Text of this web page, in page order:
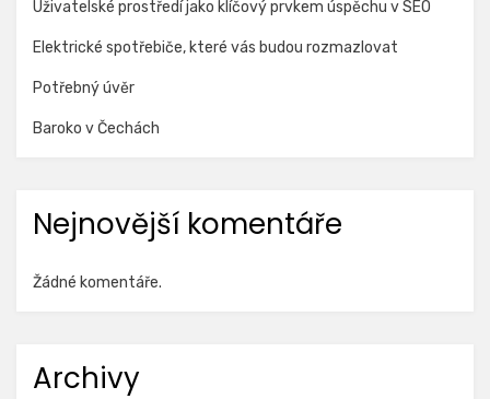
Uživatelské prostředí jako klíčový prvkem úspěchu v SEO
Elektrické spotřebiče, které vás budou rozmazlovat
Potřebný úvěr
Baroko v Čechách
Nejnovější komentáře
Žádné komentáře.
Archivy